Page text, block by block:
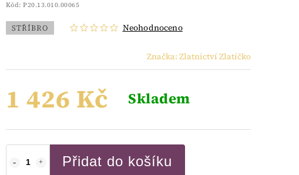
Kód: P20.13.010.00065
STŘÍBRO Neohodnoceno
Značka: Zlatnictví Zlatíčko
1 426 Kč Skladem
Přidat do košíku